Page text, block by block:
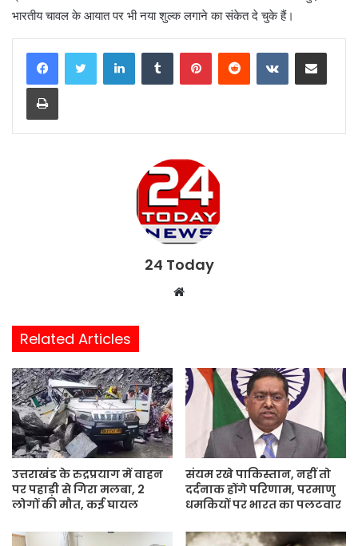
भारतीय चावल के आयात पर भी नया शुल्क लगाने का संकेत दे चुके हैं।
24 Today
i
t
e
Related Articles
उत्तराखंड के रुद्रप्रयाग में वाहन
पर पहाड़ी से गिरा मलबा, 2
लोगों की मौत, कई घायल
संयम रखे पाकिस्तान, नहीं तो
दर्दनाक होंगे परिणाम, परमाणु
धमकियों पर भारत का पलटवार